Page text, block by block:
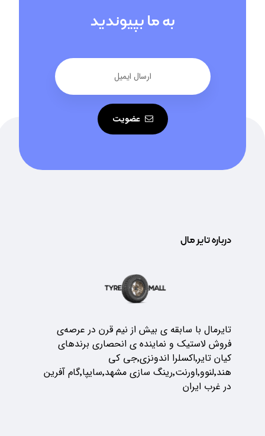
به ما بپیوندید
عضویت
درباره تایر مال
تایرمال با سابقه ی بیش از نیم قرن در عرصه‌ی
فروش لاستیک و نماینده ی انحصاری برندهای
کیان تایر٬اکسلرا اندونزی٬جی کی
هند٬لنوو٬اورنت٬رینگ سازی مشهد٬سایپا٬گام آفرین
در غرب ایران